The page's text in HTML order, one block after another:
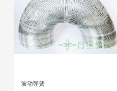
波动弹簧